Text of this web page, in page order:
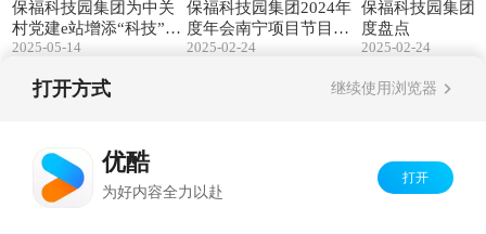
保福科技园集团为中关
村党建e站增添“科技”力
量
2025-05-14
保福科技园集团2024年
度年会南宁项目节目舞
蹈
2025-02-24
保福科技园集团
度盘点
2025-02-24
打开方式 继续使用浏览器
优酷
为好内容全力以赴
打开